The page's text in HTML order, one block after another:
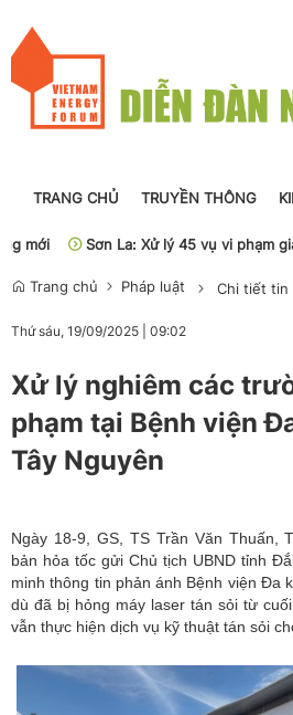
TRANG CHỦ TRUYỀN THÔNG
mới
Sơn La: Xử lý 45 vụ vi phạm
Trang chủ Pháp luật Chi tiết tin
Thứ sáu, 19/09/2025 09:02
Xử lý nghiêm các
phạm tại Bệnh viện
Tây Nguyên
Ngày 18-9, GS, TS Trần Văn Thuấn,
bản hỏa tốc gửi Chủ tịch UBND tỉnh
minh thông tin phản ánh Bệnh viện Đa
dù đã bị hỏng máy laser tán sỏi từ
vẫn thực hiện dịch vụ kỹ thuật tán sỏi